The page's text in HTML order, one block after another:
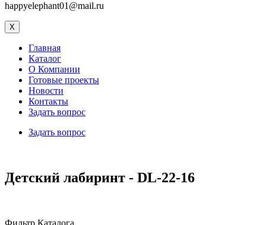
happyelephant01@mail.ru
X
Главная
Каталог
О Компании
Готовые проекты
Новости
Контакты
Задать вопрос
Задать вопрос
Детский лабиринт - DL-22-16
Фильтр Каталога